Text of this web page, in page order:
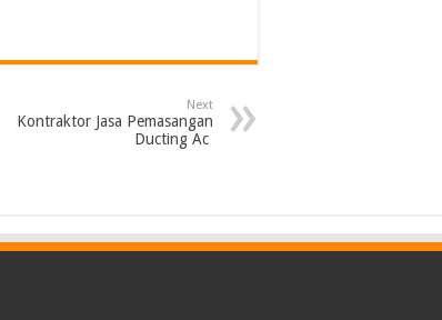
Next
Kontraktor Jasa Pemasangan
Ducting Ac